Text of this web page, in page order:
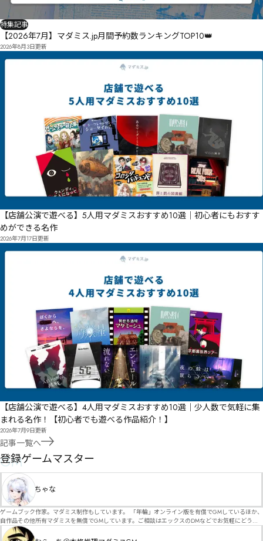
特集記事
【2026年7月】マダミス.jp月間予約数ランキングTOP10👑
2026年8月3日更新
【店舗公演で遊べる】5人用マダミスおすすめ10選｜初心者にもおすす
めができる名作
2026年7月17日更新
【店舗公演で遊べる】4人用マダミスおすすめ10選｜少人数で気軽に集
まれる名作！【初心者でも遊べる作品紹介！】
2026年7月9日更新
記事一覧へ
GM
登録ゲームマスター
ちゃな
ゲームブック作家。マダミス制作もしています。 「年輪」オンライン版を有償でGMしているほか、
自作品その他所有マダミスを無償でGMしています。ご相談はエックスのDMなどでお気軽にどう
ぞ。